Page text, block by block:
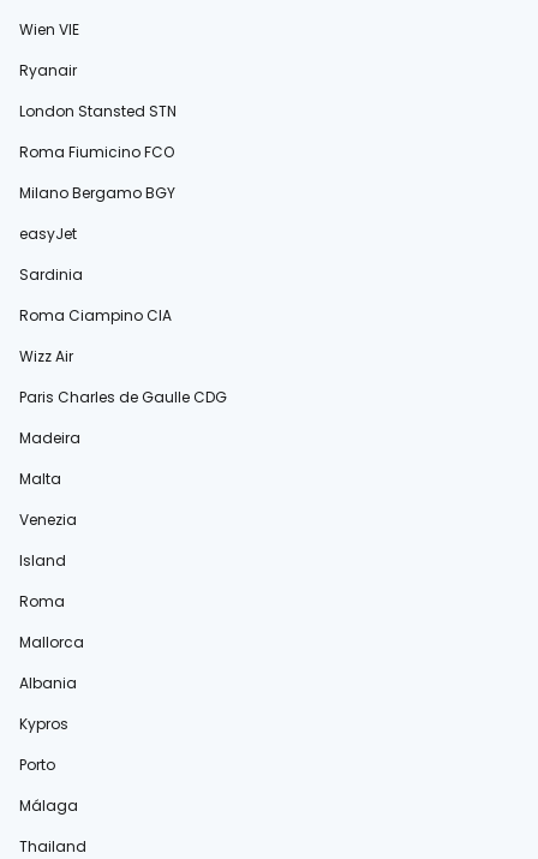
Wien VIE
Ryanair
London Stansted STN
Roma Fiumicino FCO
Milano Bergamo BGY
easyJet
Sardinia
Roma Ciampino CIA
Wizz Air
Paris Charles de Gaulle CDG
Madeira
Malta
Venezia
Island
Roma
Mallorca
Albania
Kypros
Porto
Málaga
Thailand